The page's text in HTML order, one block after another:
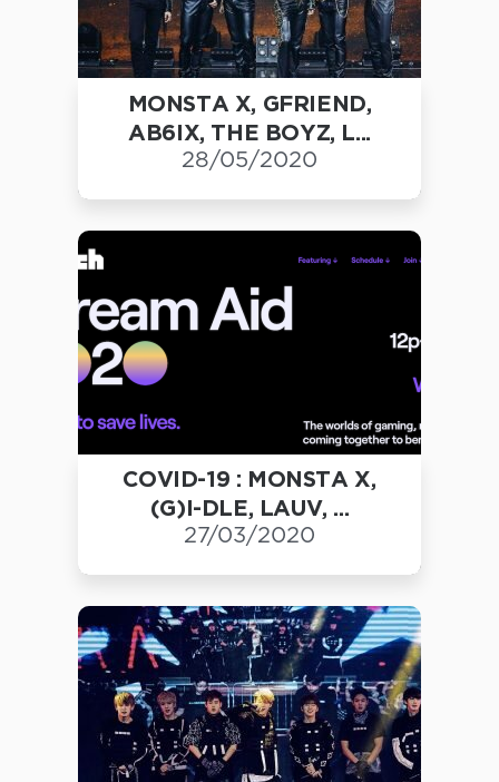
MONSTA X, GFRIEND,
AB6IX, THE BOYZ, L...
28/05/2020
COVID-19 : MONSTA X,
(G)I-DLE, LAUV, ...
27/03/2020